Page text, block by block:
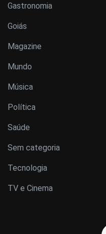
Gastronomia
Goiás
Magazine
Mundo
Música
Política
Saúde
Sem categoria
Tecnologia
TV e Cinema